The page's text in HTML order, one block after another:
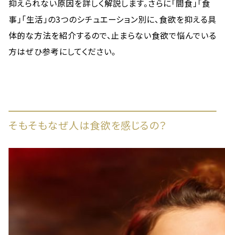
抑えられない原因を詳しく解説します。さらに「間食」「食
事」「生活」の3つのシチュエーション別に、食欲を抑える具
体的な方法を紹介するので、止まらない食欲で悩んでいる
方はぜひ参考にしてください。
そもそもなぜ人は食欲を感じるの？